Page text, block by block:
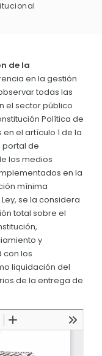
Territorial -
pública
de la
en la gestión
todas las
el sector público
Política de
el artículo 1 de la
portal de
los medios
en la
mínima
se la considera
total sobre el
y
con los
liquidación del
de la entrega de